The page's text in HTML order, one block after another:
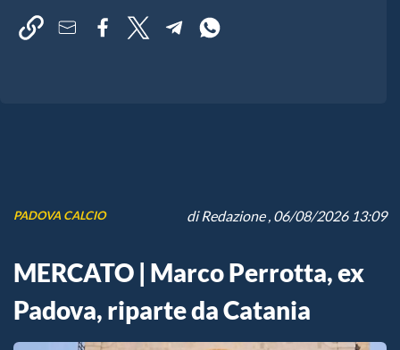
PADOVA CALCIO diRedazione, 06/08/2026 13:09
MERCATO | Marco Perrotta, ex
Padova, riparte da Catania